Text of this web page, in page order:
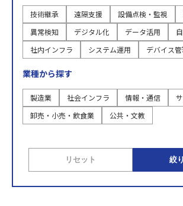
技術継承 遠隔支援 設備点検・監視
異常検知
デジタル化 データ活用
社内インフラ
システム運用 デバイス
業種から探す
製造業 社会インフラ 情報・通信
卸売・小売・飲食業
公共・文教
リセット 絞